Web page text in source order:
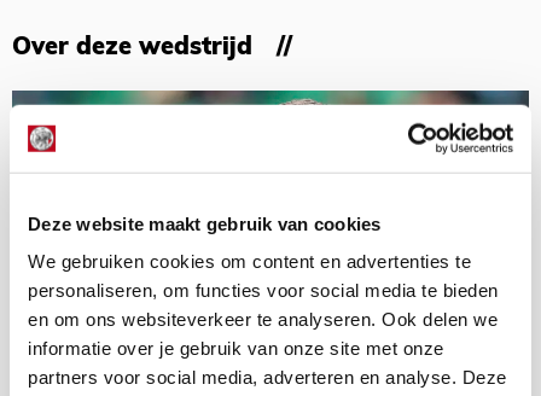
Deze website maakt gebruik van cookies
We gebruiken cookies om content en advertenties te
personaliseren, om functies voor social media te bieden
en om ons websiteverkeer te analyseren. Ook delen we
informatie over je gebruik van onze site met onze
partners voor social media, adverteren en analyse. Deze
Over deze wedstrijd